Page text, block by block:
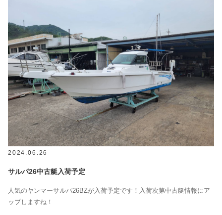
2024.06.26
サルパ26中古艇入荷予定
人気のヤンマーサルパ26BZが入荷予定です！入荷次第中古艇情報にア
ップしますね！